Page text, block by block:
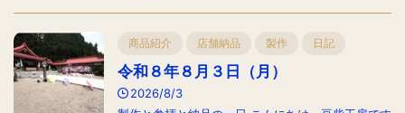
商品紹介 店舗納品 製作 日記
令和８年８月３日（月）
2026/8/3